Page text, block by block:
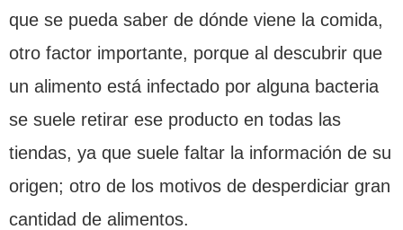
que se pueda saber de dónde viene la comida,
otro factor importante, porque al descubrir que
un alimento está infectado por alguna bacteria
se suele retirar ese producto en todas las
tiendas, ya que suele faltar la información de su
origen; otro de los motivos de desperdiciar gran
cantidad de alimentos.